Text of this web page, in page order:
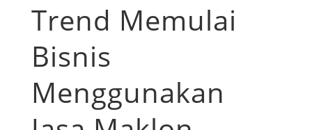
Trend Memulai
Bisnis
Menggunakan